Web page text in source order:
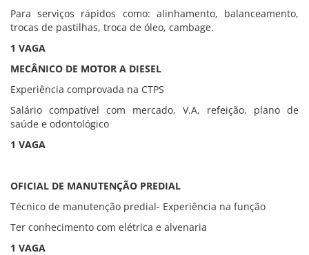
Para serviços rápidos como: alinhamento, balanceamento,
trocas de pastilhas, troca de óleo, cambage.
1 VAGA
MECÂNICO DE MOTOR A DIESEL
Experiência comprovada na CTPS
Salário compatível com mercado, V.A, refeição, plano de
saúde e odontológico
1 VAGA
OFICIAL DE MANUTENÇÃO PREDIAL
Técnico de manutenção predial- Experiência na função
Ter conhecimento com elétrica e alvenaria
1 VAGA